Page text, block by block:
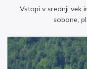
Vstopi v srednji vek
sobane,